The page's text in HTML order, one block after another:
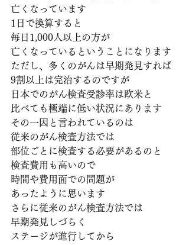
亡くなっています
1日で換算すると
毎日1,000人以上の方が
亡くなっているということになります
ただし、多くのがんは早期発見すれば
9割以上は完治するのですが
日本でのがん検査受診率は欧米と
比べても極端に低い状況にあります
その一因と言われているのは
従来のがん検査方法では
部位ごとに検査する必要があるのと
検査費用も高いので
時間や費用面での問題が
あったように思います
さらに従来のがん検査方法では
早期発見しづらく
ステージが進行してから